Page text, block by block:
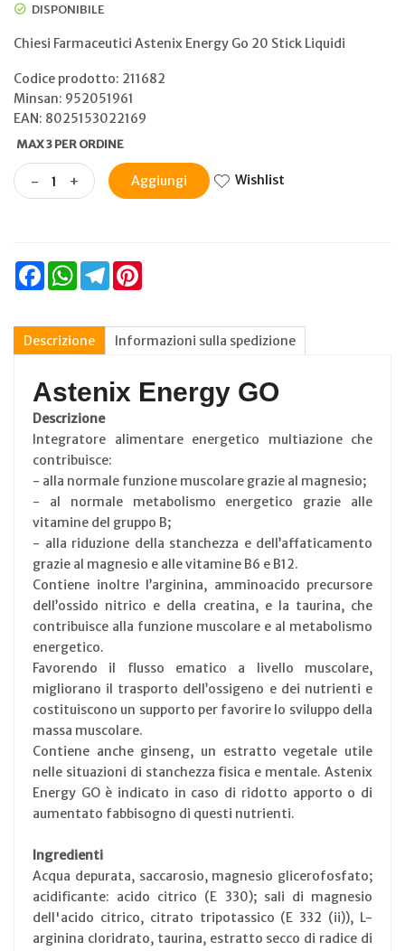
DISPONIBILE
Chiesi Farmaceutici Astenix Energy Go 20 Stick Liquidi
Codice prodotto: 211682
Minsan: 952051961
EAN: 8025153022169
MAX 3 PER ORDINE
- + Aggiungi Wishlist
FacebookWhatsAppTelegram
Descrizione Informazioni sulla spedizione
Astenix Energy GO
Descrizione
Integratore alimentare energetico multiazione che
contribuisce:
- alla normale funzione muscolare grazie al magnesio;
- al normale metabolismo energetico grazie alle
vitamine del gruppo B;
- alla riduzione della stanchezza e dell’affaticamento
grazie al magnesio e alle vitamine B6 e B12.
Contiene inoltre l’arginina, amminoacido precursore
dell’ossido nitrico e della creatina, e la taurina, che
contribuisce alla funzione muscolare e al metabolismo
energetico.
Favorendo il flusso ematico a livello muscolare,
migliorano il trasporto dell’ossigeno e dei nutrienti e
costituiscono un supporto per favorire lo sviluppo della
massa muscolare.
Contiene anche ginseng, un estratto vegetale utile
nelle situazioni di stanchezza fisica e mentale. Astenix
Energy GO è indicato in caso di ridotto apporto o di
aumentato fabbisogno di questi nutrienti.
Ingredienti
Acqua depurata, saccarosio, magnesio glicerofosfato;
acidificante: acido citrico (E 330); sali di magnesio
dell'acido citrico, citrato tripotassico (E 332 (ii)), L-
arginina cloridrato, taurina, estratto secco di radice di